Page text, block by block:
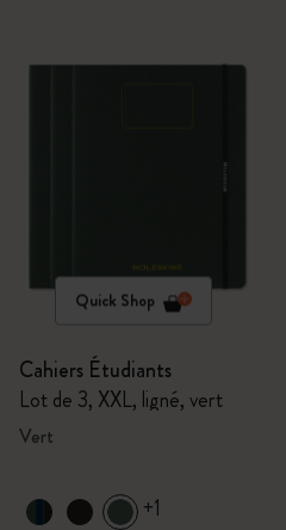
Quick Shop
Cahiers Étudiants
Lot de 3, XXL, ligné, vert
Vert
+1